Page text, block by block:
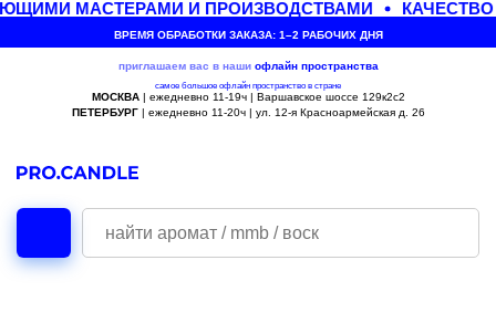
МАСТЕРАМИ И ПРОИЗВОДСТВАМИ
ВРЕМЯ ОБРАБОТКИ ЗАКАЗА: 1–2 РАБОЧИХ ДНЯ
приглашаем вас в наши офлайн пространства
самое большое офлайн пространство в стране
МОСКВА| ежедневно 11-19ч | Варшавское шоссе 129к2с2
ПЕТЕРБУРГ| ежедневно 11-20ч | ул. 12-я Красноармейская д. 26